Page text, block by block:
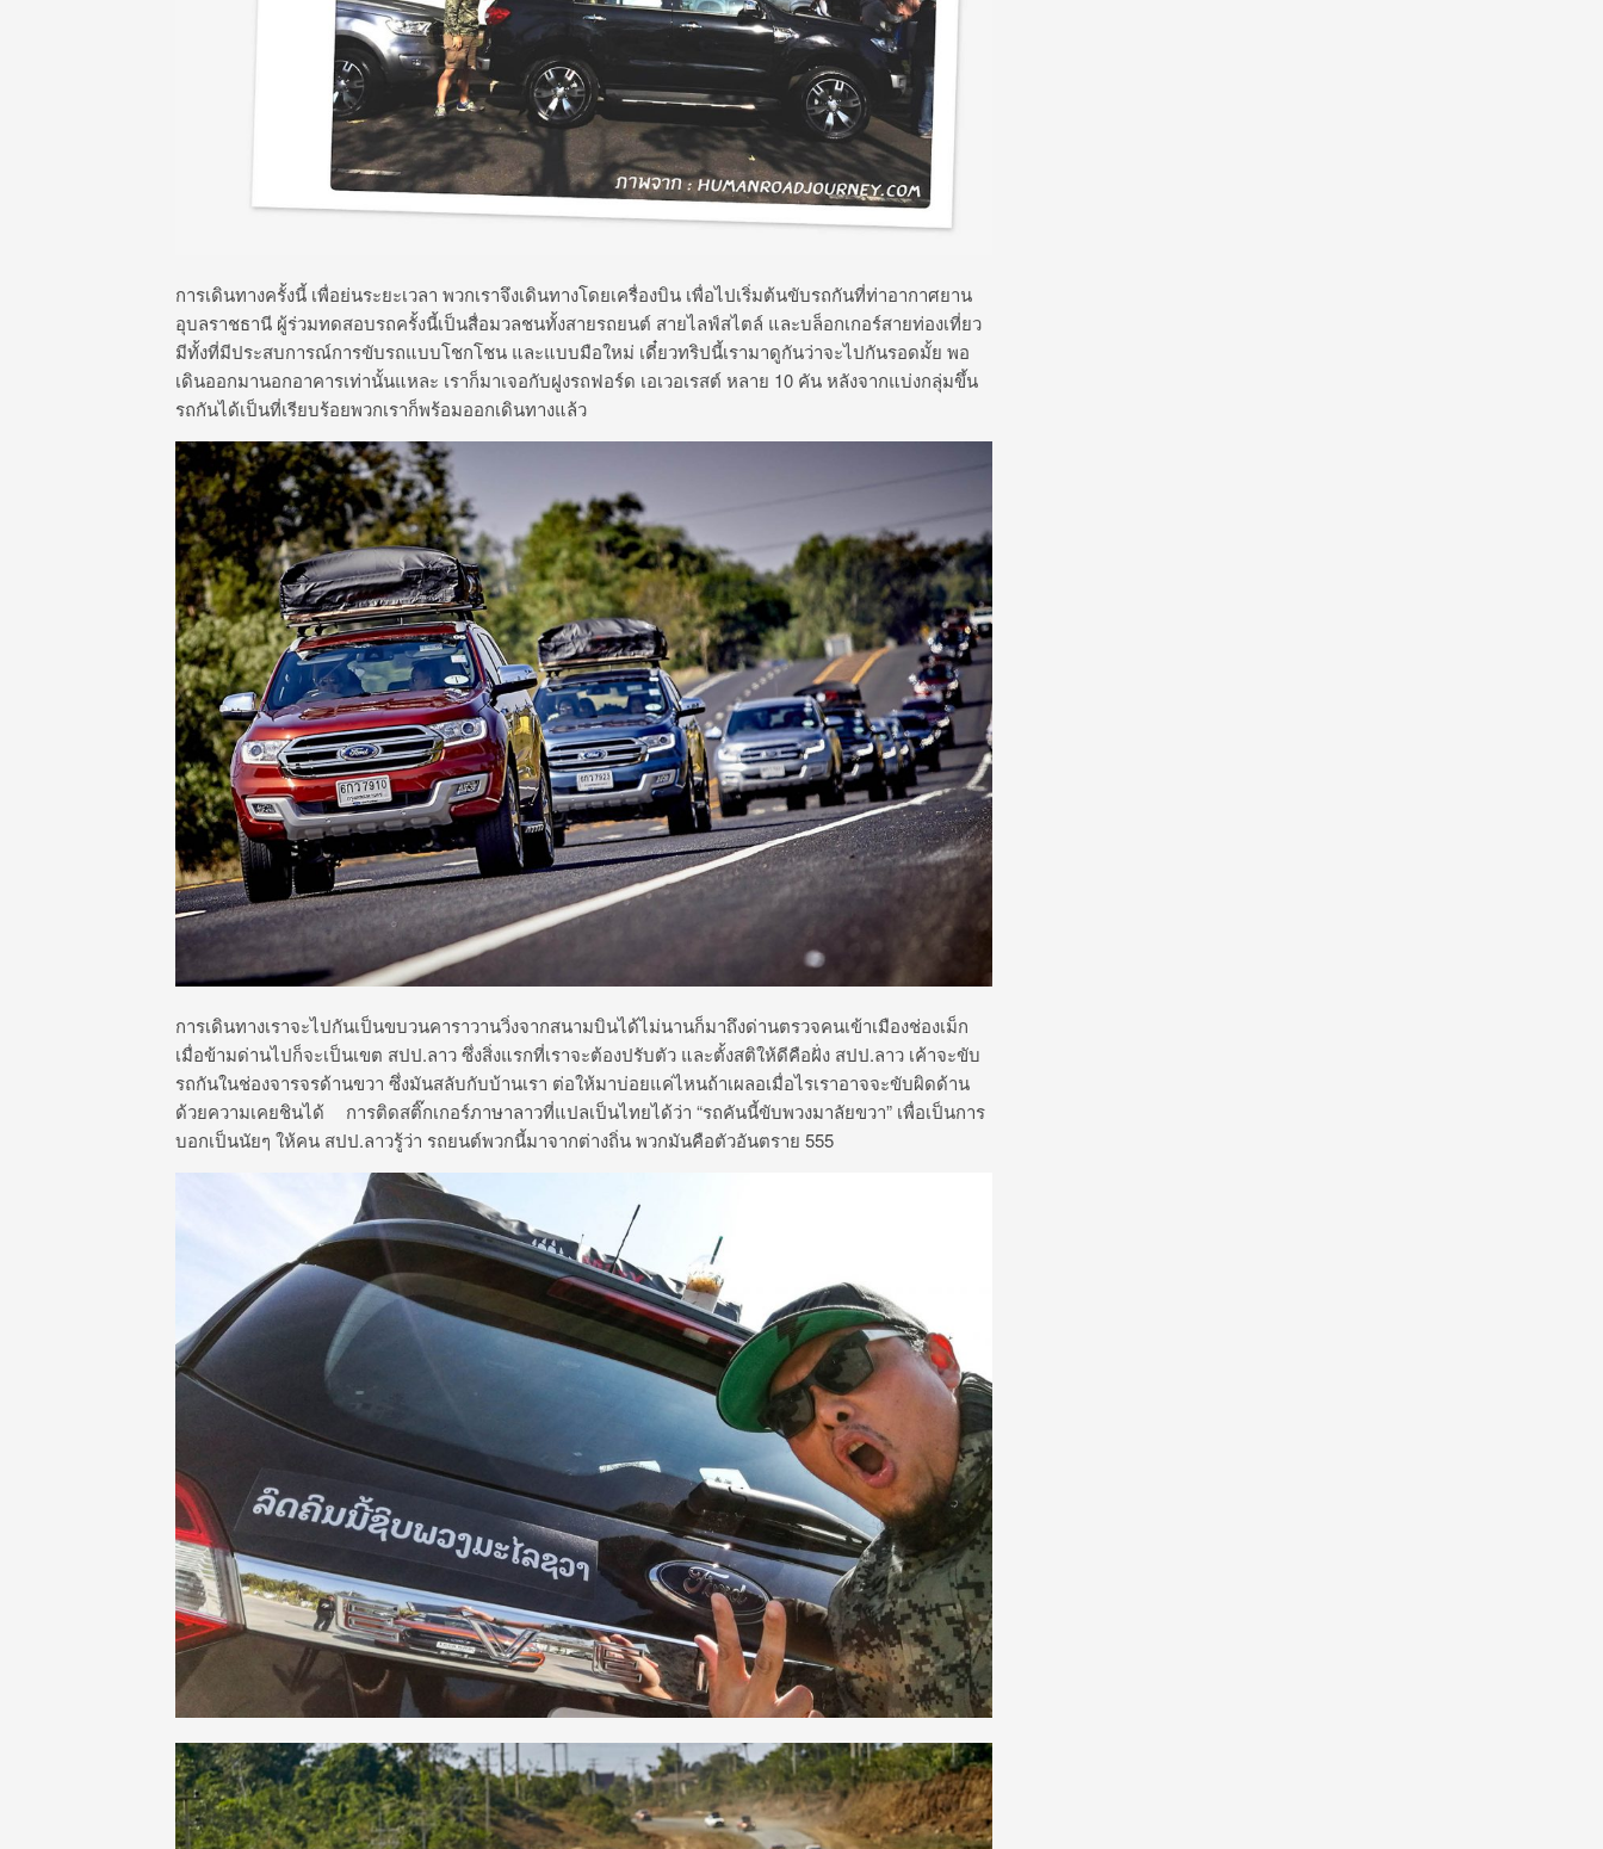
การเดินทางครั้งนี้ เพื่อย่นระยะเวลา พวกเราจึงเดินทางโดยเครื่องบิน เพื่อไปเริ่มต้นขับรถกันที่ท่าอากาศยาน
อุบลราชธานี ผู้ร่วมทดสอบรถครั้งนี้เป็นสื่อมวลชนทั้งสายรถยนต์ สายไลฟ์สไตล์ และบล็อกเกอร์สายท่องเที่ยว
มีทั้งที่มีประสบการณ์การขับรถแบบโชกโชน และแบบมือใหม่ เดี๋ยวทริปนี้เรามาดูกันว่าจะไปกันรอดมั้ย พอ
เดินออกมานอกอาคารเท่านั้นแหละ เราก็มาเจอกับฝูงรถฟอร์ด เอเวอเรสต์ หลาย 10 คัน หลังจากแบ่งกลุ่มขึ้น
รถกันได้เป็นที่เรียบร้อยพวกเราก็พร้อมออกเดินทางแล้ว
การเดินทางเราจะไปกันเป็นขบวนคาราวานวิ่งจากสนามบินได้ไม่นานก็มาถึงด่านตรวจคนเข้าเมืองช่องเม็ก
เมื่อข้ามด่านไปก็จะเป็นเขต สปป.ลาว ซึ่งสิ่งแรกที่เราจะต้องปรับตัว และตั้งสติให้ดีคือฝั่ง สปป.ลาว เค้าจะขับ
รถกันในช่องจารจรด้านขวา ซึ่งมันสลับกับบ้านเรา ต่อให้มาบ่อยแค่ไหนถ้าเผลอเมื่อไรเราอาจจะขับผิดด้าน
ด้วยความเคยชินได้ การติดสติ๊กเกอร์ภาษาลาวที่แปลเป็นไทยได้ว่า “รถคันนี้ขับพวงมาลัยขวา” เพื่อเป็นการ
บอกเป็นนัยๆ ให้คน สปป.ลาวรู้ว่า รถยนต์พวกนี้มาจากต่างถิ่น พวกมันคือตัวอันตราย 555